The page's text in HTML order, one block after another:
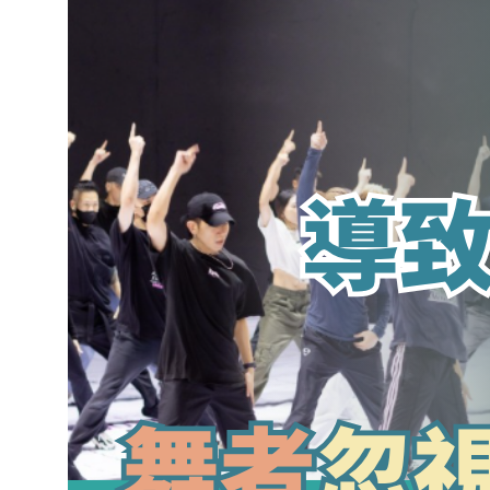
長時間排練導致的膝踝疼痛：舞者不可
忽視的早期警訊
March 18, 2026